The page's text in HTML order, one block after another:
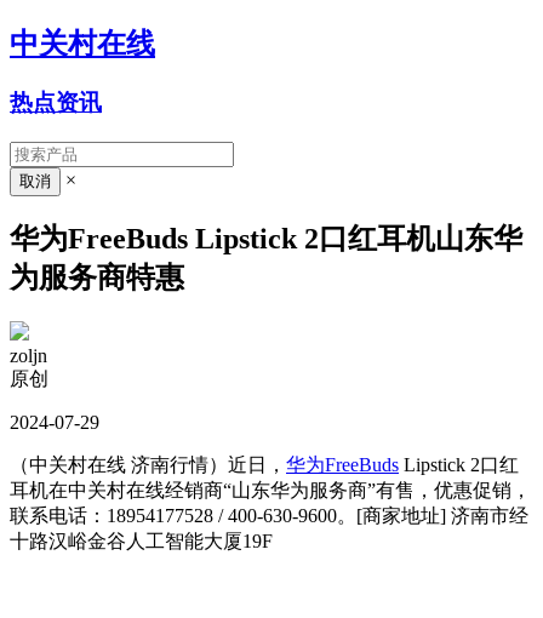
中关村在线
热点资讯
×
华为FreeBuds Lipstick 2口红耳机山东华
为服务商特惠
zoljn
原创
2024-07-29
（中关村在线 济南行情）近日， 华为FreeBuds Lipstick 2口红
耳机在中关村在线经销商“山东华为服务商”有售，优惠促销，
联系电话： 18954177528 / 400-630-9600。 [商家地址] 济南市经
十路汉峪金谷人工智能大厦19F